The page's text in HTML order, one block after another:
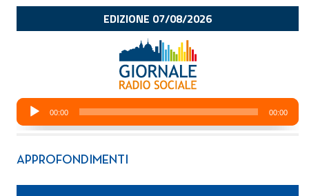
APPROFONDIMENTI